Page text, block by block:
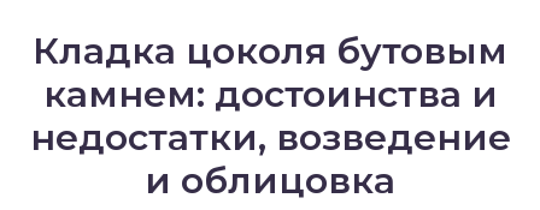
Кладка цоколя бутовым
камнем: достоинства и
недостатки, возведение
и облицовка